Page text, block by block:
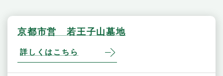
京都市営 若王子山墓地
詳しくはこちら